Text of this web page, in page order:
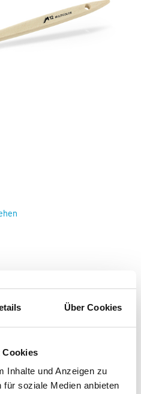
Über Cookies
Cookies
Inhalte und Anzeigen zu
soziale Medien anbieten